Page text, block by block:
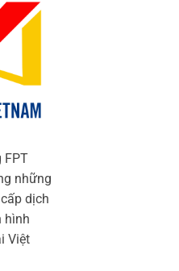
FPT
những
dịch
hình
Việt